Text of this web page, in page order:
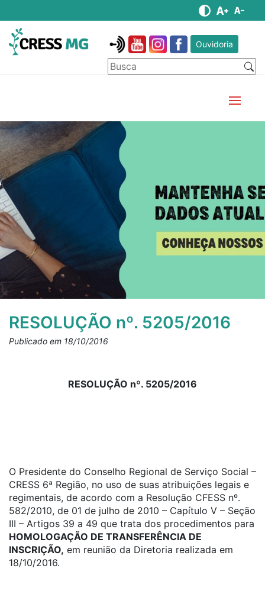
Ouvidoria
RESOLUÇÃO nº. 5205/2016
Publicado em 18/10/2016
RESOLUÇÃO nº. 5205/2016
O Presidente do Conselho Regional de Serviço Social –
CRESS 6ª Região, no uso de suas atribuições legais e
regimentais, de acordo com a Resolução CFESS nº.
582/2010, de 01 de julho de 2010 – Capítulo V – Seção
III – Artigos 39 a 49 que trata dos procedimentos para
HOMOLOGAÇÃO DE TRANSFERÊNCIA DE
INSCRIÇÃO, em reunião da Diretoria realizada em
18/10/2016.